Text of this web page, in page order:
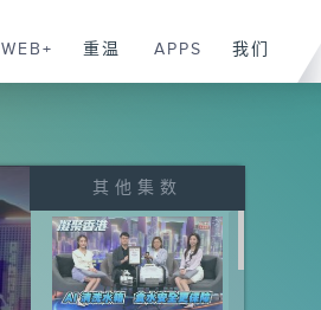
WEB+ 重温 APPS 我们
其他集数